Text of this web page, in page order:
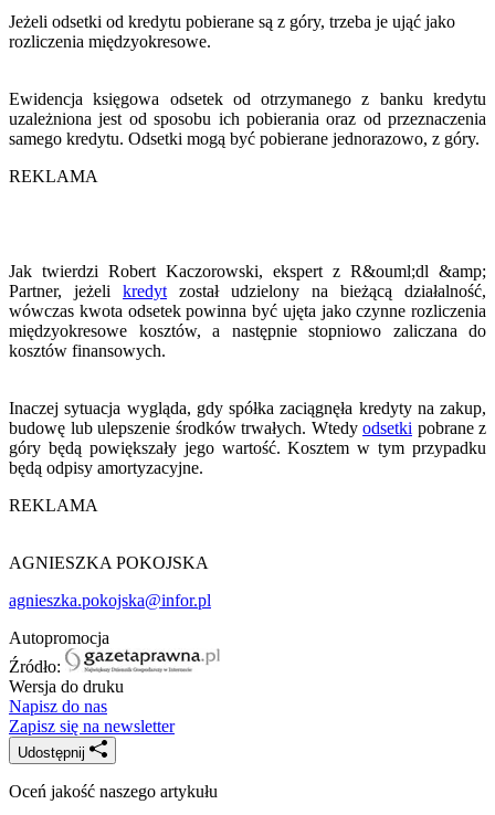
Jeżeli odsetki od kredytu pobierane są z góry, trzeba je ująć jako
rozliczenia międzyokresowe.
Ewidencja księgowa odsetek od otrzymanego z banku kredytu
uzależniona jest od sposobu ich pobierania oraz od przeznaczenia
samego kredytu. Odsetki mogą być pobierane jednorazowo, z góry.
REKLAMA
Jak twierdzi Robert Kaczorowski, ekspert z R&ouml;dl &amp;
Partner, jeżeli kredyt został udzielony na bieżącą działalność,
wówczas kwota odsetek powinna być ujęta jako czynne rozliczenia
międzyokresowe kosztów, a następnie stopniowo zaliczana do
kosztów finansowych.
Inaczej sytuacja wygląda, gdy spółka zaciągnęła kredyty na zakup,
budowę lub ulepszenie środków trwałych. Wtedy odsetki pobrane z
góry będą powiększały jego wartość. Kosztem w tym przypadku
będą odpisy amortyzacyjne.
REKLAMA
AGNIESZKA POKOJSKA
agnieszka.pokojska@infor.pl
Autopromocja
Źródło:
Wersja do druku
Napisz do nas
Zapisz się na newsletter
Udostępnij
Oceń jakość naszego artykułu